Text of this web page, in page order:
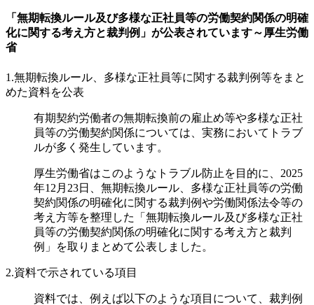
「無期転換ルール及び多様な正社員等の労働契約関係の明確
化に関する考え方と裁判例」が公表されています～厚生労働
省
1.無期転換ルール、多様な正社員等に関する裁判例等をまと
めた資料を公表
有期契約労働者の無期転換前の雇止め等や多様な正社
員等の労働契約関係については、実務においてトラブ
ルが多く発生しています。
厚生労働省はこのようなトラブル防止を目的に、2025
年12月23日、無期転換ルール、多様な正社員等の労働
契約関係の明確化に関する裁判例や労働関係法令等の
考え方等を整理した「無期転換ルール及び多様な正社
員等の労働契約関係の明確化に関する考え方と裁判
例」を取りまとめて公表しました。
2.資料で示されている項目
資料では、例えば以下のような項目について、裁判例